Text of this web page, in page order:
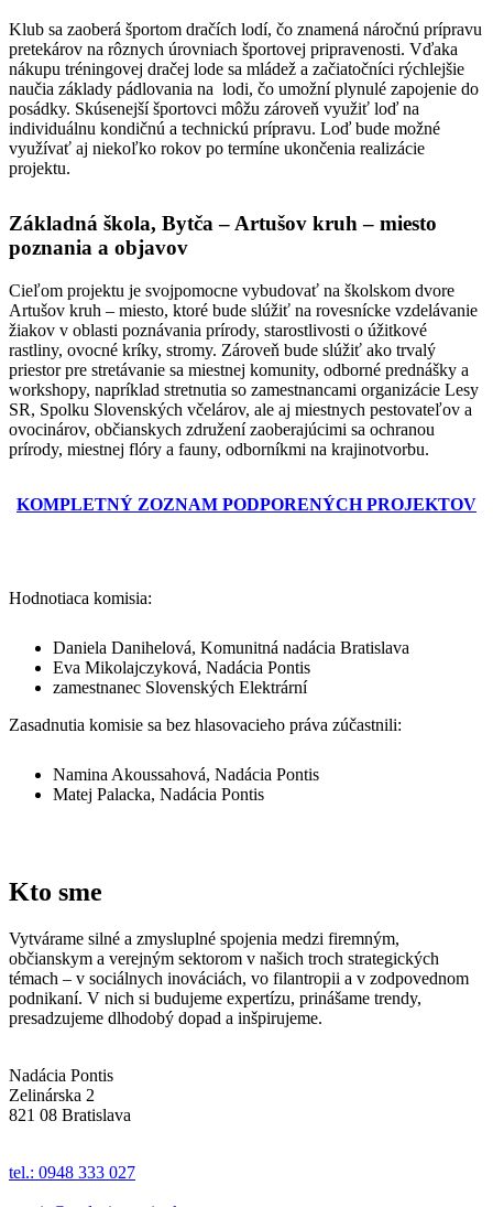
Klub sa zaoberá športom dračích lodí, čo znamená náročnú prípravu
pretekárov na rôznych úrovniach športovej pripravenosti. Vďaka
nákupu tréningovej dračej lode sa mládež a začiatočníci rýchlejšie
naučia základy pádlovania na lodi, čo umožní plynulé zapojenie do
posádky. Skúsenejší športovci môžu zároveň využiť loď na
individuálnu kondičnú a technickú prípravu. Loď bude možné
využívať aj niekoľko rokov po termíne ukončenia realizácie
projektu.
Základná škola, Bytča – Artušov kruh – miesto
poznania a objavov
Cieľom projektu je svojpomocne vybudovať na školskom dvore
Artušov kruh – miesto, ktoré bude slúžiť na rovesnícke vzdelávanie
žiakov v oblasti poznávania prírody, starostlivosti o úžitkové
rastliny, ovocné kríky, stromy. Zároveň bude slúžiť ako trvalý
priestor pre stretávanie sa miestnej komunity, odborné prednášky a
workshopy, napríklad stretnutia so zamestnancami organizácie Lesy
SR, Spolku Slovenských včelárov, ale aj miestnych pestovateľov a
ovocinárov, občianskych združení zaoberajúcimi sa ochranou
prírody, miestnej flóry a fauny, odborníkmi na krajinotvorbu.
KOMPLETNÝ ZOZNAM PODPORENÝCH PROJEKTOV
Hodnotiaca komisia:
Daniela Danihelová, Komunitná nadácia Bratislava
Eva Mikolajczyková, Nadácia Pontis
zamestnanec Slovenských Elektrární
Zasadnutia komisie sa bez hlasovacieho práva zúčastnili:
Namina Akoussahová, Nadácia Pontis
Matej Palacka, Nadácia Pontis
Kto sme
Vytvárame silné a zmysluplné spojenia medzi firemným,
občianskym a verejným sektorom v našich troch strategických
témach – v sociálnych inováciách, vo filantropii a v zodpovednom
podnikaní. V nich si budujeme expertízu, prinášame trendy,
presadzujeme dlhodobý dopad a inšpirujeme.
Nadácia Pontis
Zelinárska 2
821 08 Bratislava
tel.: 0948 333 027